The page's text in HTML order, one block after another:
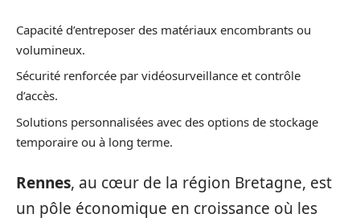
Capacité d’entreposer des matériaux encombrants ou
volumineux.
Sécurité renforcée par vidéosurveillance et contrôle
d’accès.
Solutions personnalisées avec des options de stockage
temporaire ou à long terme.
Rennes, au cœur de la région Bretagne, est
un pôle économique en croissance où les